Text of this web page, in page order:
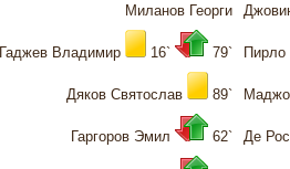
Миланов Георги
Гаджев Владимир 16` 79` Пирло
Дяков Святослав 89` Маджо
Гаргоров Эмил 62` Де